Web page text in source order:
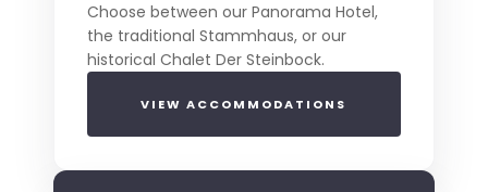
Choose between our Panorama Hotel,
the traditional Stammhaus, or our
historical Chalet Der Steinbock.
VIEW ACCOMMODATIONS